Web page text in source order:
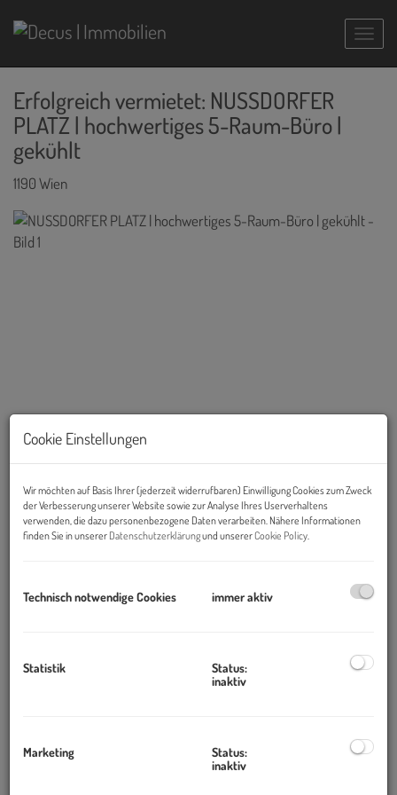
Erfolgreich vermietet: NUSSDORFER
PLATZ | hochwertiges 5-Raum-Büro |
gekühlt
1190 Wien
im 19. Bezirk und die Umgebung bietet ein umfangreiches
Angebot an Nahversorgern und Restaurants.
Cookie Einstellungen
Wir möchten auf Basis Ihrer (jederzeit widerrufbaren) Einwilligung Cookies zum Zweck
der Verbesserung unserer Website sowie zur Analyse Ihres Userverhaltens
verwenden, die dazu personenbezogene Daten verarbeiten. Nähere Informationen
finden Sie in unserer Datenschutzerklärungund unsererCookie Policy.
Technisch notwendige Cookies immer aktiv
Statistik
Status:
inaktiv
Marketing
Status:
inaktiv